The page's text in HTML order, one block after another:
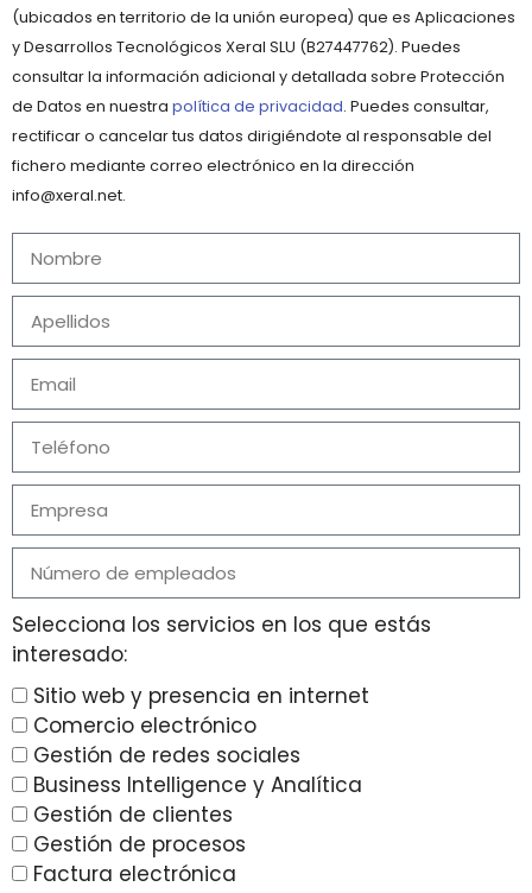
(ubicados en territorio de la unión europea) que es Aplicaciones
y Desarrollos Tecnológicos Xeral SLU (B27447762). Puedes
consultar la información adicional y detallada sobre Protección
de Datos en nuestra política de privacidad. Puedes consultar,
rectificar o cancelar tus datos dirigiéndote al responsable del
fichero mediante correo electrónico en la dirección
info@xeral.net.
Selecciona los servicios en los que estás
interesado:
Sitio web y presencia en internet
Comercio electrónico
Gestión de redes sociales
Business Intelligence y Analítica
Gestión de clientes
Gestión de procesos
Factura electrónica